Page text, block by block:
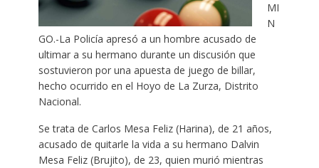
MI
N
GO.-La Policía apresó a un hombre acusado de
ultimar a su hermano durante un discusión que
sostuvieron por una apuesta de juego de billar,
hecho ocurrido en el Hoyo de La Zurza, Distrito
Nacional.
Se trata de Carlos Mesa Feliz (Harina), de 21 años,
acusado de quitarle la vida a su hermano Dalvin
Mesa Feliz (Brujito), de 23, quien murió mientras